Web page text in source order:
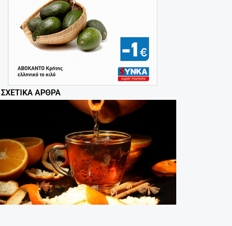
ΣΧΕΤΙΚΆ ΆΡΘΡΑ